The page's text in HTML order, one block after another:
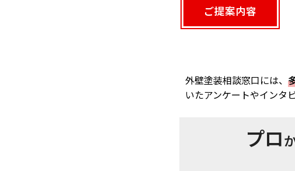
ご提案内容
外壁塗装相談窓口には、
いたアンケートやインタ
プロ